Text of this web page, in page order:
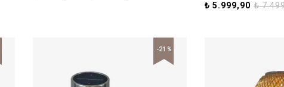
₺
₺ 5.999,90
-21%